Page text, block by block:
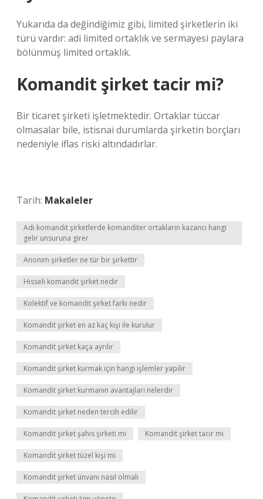
Yukarıda da değindiğimiz gibi, limited şirketlerin iki
türü vardır: adi limited ortaklık ve sermayesi paylara
bölünmüş limited ortaklık.
Komandit şirket tacir mi?
Bir ticaret şirketi işletmektedir. Ortaklar tüccar
olmasalar bile, istisnai durumlarda şirketin borçları
nedeniyle iflas riski altındadırlar.
Tarih: Makaleler
Adi komandit şirketlerde komanditer ortakların kazancı hangi
gelir unsuruna girer
Anonim şirketler ne tür bir şirkettir
Hisseli komandit şirket nedir
Kolektif ve komandit şirket farkı nedir
Komandit şirket en az kaç kişi ile kurulur
Komandit şirket kaça ayrılır
Komandit şirket kurmak için hangi işlemler yapılır
Komandit şirket kurmanın avantajları nelerdir
Komandit şirket neden tercih edilir
Komandit şirket şahıs şirketi mi Komandit şirket tacir mi
Komandit şirket tüzel kişi mi
Komandit şirket ünvanı nasıl olmalı